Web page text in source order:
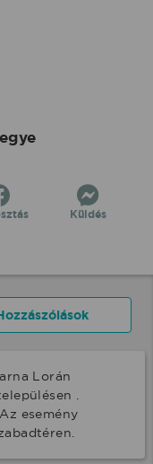
Küldés
Lorán
.
esemény